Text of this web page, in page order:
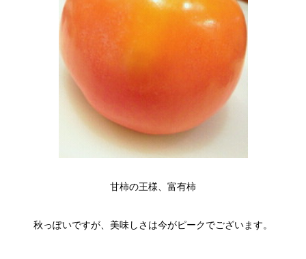
甘柿の王様、富有柿
秋っぽいですが、美味しさは今がピークでございます。